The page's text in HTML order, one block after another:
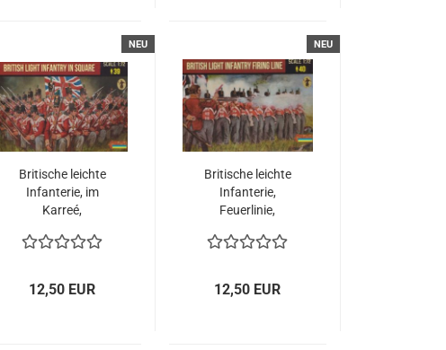
NEU
Britische leichte
Infanterie, im
Karreé,
Epoche, 1:72
12,50 EUR
NEU
Britische leichte
Infanterie,
Feuerlinie,
Epoche, 1:72
12,50 EUR